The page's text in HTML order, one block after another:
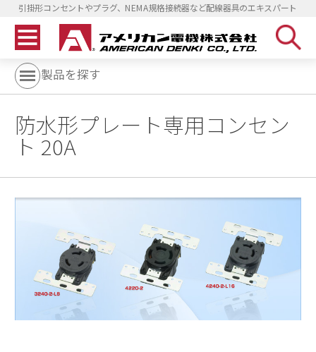
引掛形コンセントやプラグ、NEMA規格接続器など配線器具のエキスパート
製品を探す
防水形プレート専用コンセン
ト 20A